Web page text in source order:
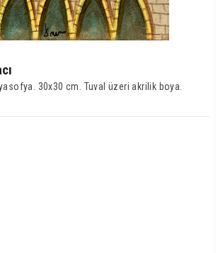
30x30 cm. Tuval üzeri akrilik boya.